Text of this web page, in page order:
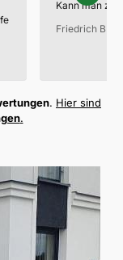
etwa 3-4
eine
Einkauf
unserem
direkt aus
Kann man zu
Friedrich B.,
. Hier sind
.